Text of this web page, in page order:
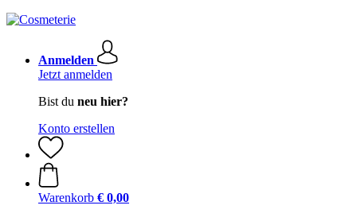
Anmelden
Jetzt anmelden
Bist du neu hier?
Konto erstellen
Warenkorb € 0,00